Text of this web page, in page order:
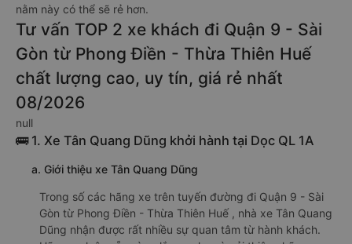
nằm này có thể sẽ rẻ hơn.
Tư vấn TOP 2 xe khách đi Quận 9 - Sài
Gòn từ Phong Điền - Thừa Thiên Huế
chất lượng cao, uy tín, giá rẻ nhất
08/2026
null
🚌 1. Xe Tân Quang Dũng khởi hành tại Dọc QL 1A
a. Giới thiệu xe Tân Quang Dũng
Trong số các hãng xe trên tuyến đường đi Quận 9 - Sài
Gòn từ Phong Điền - Thừa Thiên Huế , nhà xe Tân Quang
Dũng nhận được rất nhiều sự quan tâm từ hành khách.